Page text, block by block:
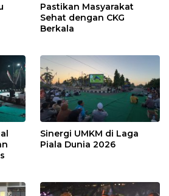
Pastikan Masyarakat
Sehat dengan CKG
Berkala
Sinergi UMKM di Laga
Piala Dunia 2026